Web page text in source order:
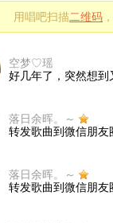
用唱吧扫描二维码
空梦♡瑶
好几年了，突然想
落日余晖。～
转发歌曲到微信朋友
落日余晖。～
转发歌曲到微信朋友